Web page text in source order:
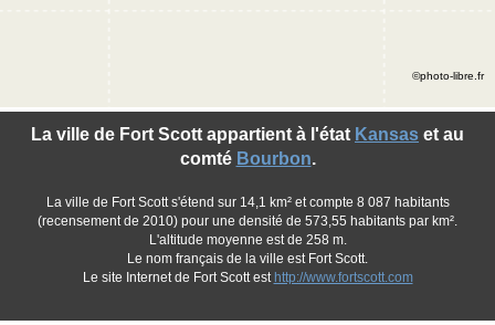
La ville de Fort Scott appartient à l'état Kansas et au
comté Bourbon.
La ville de Fort Scott s'étend sur 14,1 km² et compte 8 087 habitants
(recensement de 2010) pour une densité de 573,55 habitants par km².
L'altitude moyenne est de 258 m.
Le nom français de la ville est Fort Scott.
Le site Internet de Fort Scott est http://www.fortscott.com
©photo-libre.fr